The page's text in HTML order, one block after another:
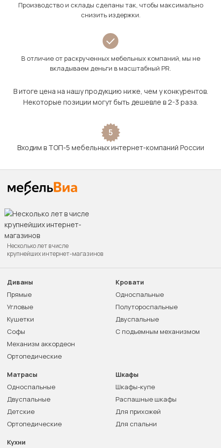
Производство и склады сделаны так, чтобы максимально
снизить издержки.
В отличие от раскрученных мебельных компаний, мы не
вкладываем деньги в масштабный PR.
В итоге цена на нашу продукцию ниже, чем у конкурентов.
Некоторые позиции могут быть дешевле в 2-3 раза.
5
Входим в ТОП-5 мебельных интернет-компаний России
Несколько лет в числе
крупнейших интернет-магазинов
Диваны
Прямые
Угловые
Кушетки
Софы
Механизм аккордеон
Ортопедические
Кровати
Односпальные
Полутороспальные
Двуспальные
С подъемным механизмом
Матрасы
Односпальные
Двуспальные
Детские
Ортопедические
Шкафы
Шкафы-купе
Распашные шкафы
Для прихожей
Для спальни
Кухни